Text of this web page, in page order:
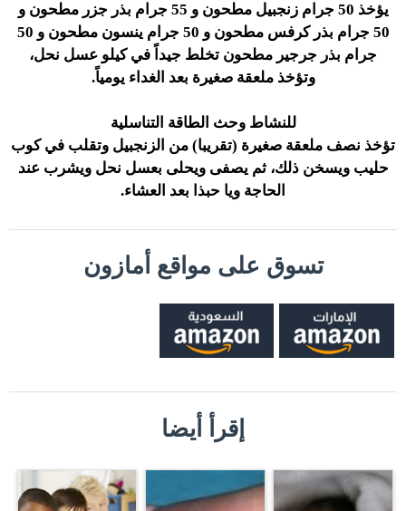
يؤخذ 50 جرام زنجبيل مطحون و 55 جرام بذر جزر مطحون و
50 جرام بذر كرفس مطحون و 50 جرام ينسون مطحون و 50
جرام بذر جرجير مطحون تخلط جيداً في كيلو عسل نحل،
وتؤخذ ملعقة صغيرة بعد الغداء يومياً.
للنشاط وحث الطاقة التناسلية
تؤخذ نصف ملعقة صغيرة (تقريبا) من الزنجبيل وتقلب في كوب
حليب ويسخن ذلك، ثم يصفى ويحلى بعسل نحل ويشرب عند
الحاجة ويا حبذا بعد العشاء.
تسوق على مواقع أمازون
إقرأ أيضا